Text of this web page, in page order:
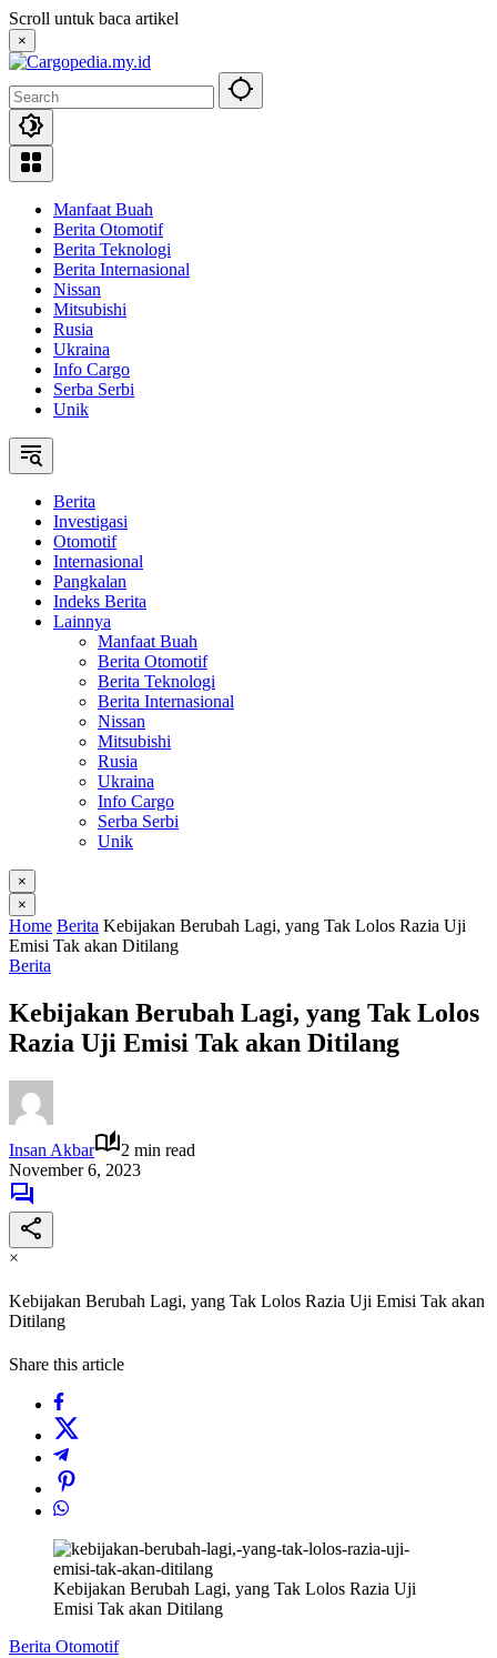
Skip
to
content
Scroll untuk baca artikel
×
Manfaat Buah
Berita Otomotif
Berita Teknologi
Berita Internasional
Nissan
Mitsubishi
Rusia
Ukraina
Info Cargo
Serba Serbi
Unik
Berita
Investigasi
Otomotif
Internasional
Pangkalan
Indeks Berita
Lainnya
Manfaat Buah
Berita Otomotif
Berita Teknologi
Berita Internasional
Nissan
Mitsubishi
Rusia
Ukraina
Info Cargo
Serba Serbi
Unik
×
×
Home Berita Kebijakan Berubah Lagi, yang Tak Lolos Razia Uji
Emisi Tak akan Ditilang
Berita
Kebijakan Berubah Lagi, yang Tak Lolos
Razia Uji Emisi Tak akan Ditilang
Insan Akbar
2 min read
November 6, 2023
×
Kebijakan Berubah Lagi, yang Tak Lolos Razia Uji Emisi Tak akan
Ditilang
Share this article
Kebijakan Berubah Lagi, yang Tak Lolos Razia Uji
Emisi Tak akan Ditilang
Berita Otomotif